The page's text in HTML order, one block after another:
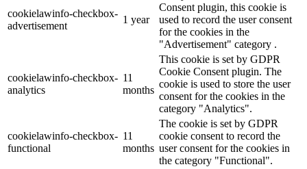
cookielawinfo-checkbox-
advertisement
1 year
Consent plugin, this cookie is
used to record the user consent
for the cookies in the
"Advertisement" category .
cookielawinfo-checkbox-
analytics
11
months
This cookie is set by GDPR
Cookie Consent plugin. The
cookie is used to store the user
consent for the cookies in the
category "Analytics".
cookielawinfo-checkbox-
functional
11
months
The cookie is set by GDPR
cookie consent to record the
user consent for the cookies in
the category "Functional".